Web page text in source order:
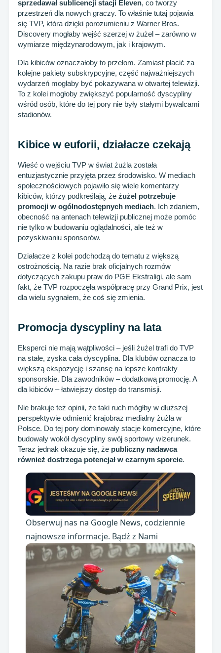
sprzedawał sublicencji stacji Eleven, co tworzy
przestrzeń dla nowych graczy. To właśnie tutaj pojawia
się TVP, która dzięki porozumieniu z Warner Bros.
Discovery mogłaby wejść szerzej w żużel – zarówno w
wymiarze międzynarodowym, jak i krajowym.
Dla kibiców oznaczałoby to przełom. Zamiast płacić za
kolejne pakiety subskrypcyjne, część najważniejszych
wydarzeń mogłaby być pokazywana w otwartej telewizji.
To z kolei mogłoby zwiększyć popularność dyscypliny
wśród osób, które do tej pory nie były stałymi bywalcami
stadionów.
Kibice w euforii, działacze czekają
Wieść o wejściu TVP w świat żużla została
entuzjastycznie przyjęta przez środowisko. W mediach
społecznościowych pojawiło się wiele komentarzy
kibiców, którzy podkreślają, że żużel potrzebuje
promocji w ogólnodostępnych mediach. Ich zdaniem,
obecność na antenach telewizji publicznej może pomóc
nie tylko w budowaniu oglądalności, ale też w
pozyskiwaniu sponsorów.
Działacze z kolei podchodzą do tematu z większą
ostrożnością. Na razie brak oficjalnych rozmów
dotyczących zakupu praw do PGE Ekstraligi, ale sam
fakt, że TVP rozpoczęła współpracę przy Grand Prix, jest
dla wielu sygnałem, że coś się zmienia.
Promocja dyscypliny na lata
Eksperci nie mają wątpliwości – jeśli żużel trafi do TVP
na stałe, zyska cała dyscyplina. Dla klubów oznacza to
większą ekspozycję i szansę na lepsze kontrakty
sponsorskie. Dla zawodników – dodatkową promocję. A
dla kibiców – łatwiejszy dostęp do transmisji.
Nie brakuje też opinii, że taki ruch mógłby w dłuższej
perspektywie odmienić krajobraz medialny żużla w
Polsce. Do tej pory dominowały stacje komercyjne, które
budowały wokół dyscypliny swój sportowy wizerunek.
Teraz jednak okazuje się, że publiczny nadawca
również dostrzega potencjał w czarnym sporcie.
Obserwuj nas na Google News, codziennie
najnowsze informacje. Bądź z Nami